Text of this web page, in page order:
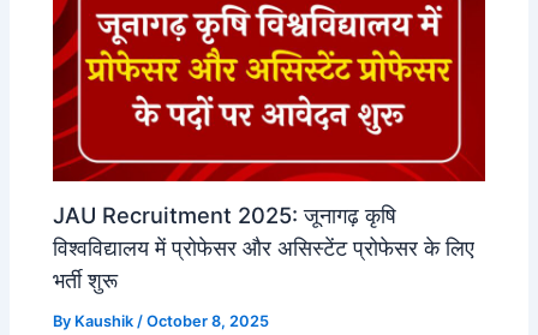
JAU Recruitment 2025: जूनागढ़ कृषि
विश्वविद्यालय में प्रोफेसर और असिस्टेंट प्रोफेसर के लिए
भर्ती शुरू
By Kaushik /October 8, 2025